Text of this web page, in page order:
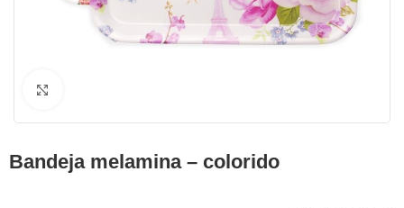
bandeja melamina – colorido